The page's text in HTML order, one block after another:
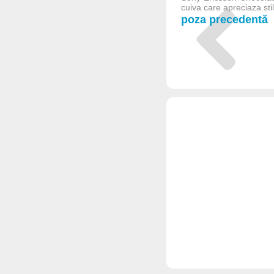
cuiva care apreciaza
poza precedentă